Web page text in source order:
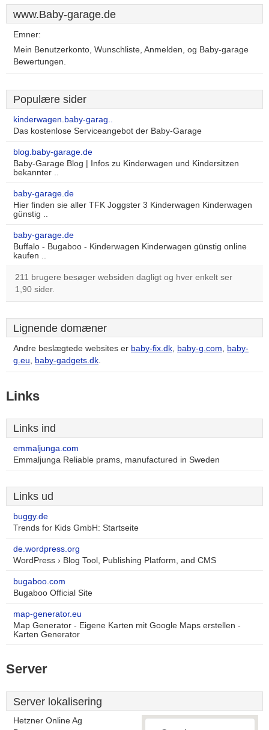
www.Baby-garage.de
Emner:
Mein Benutzerkonto, Wunschliste, Anmelden, og Baby-garage
Bewertungen.
Populære sider
kinderwagen.baby-garag..
Das kostenlose Serviceangebot der Baby-Garage
blog.baby-garage.de
Baby-Garage Blog | Infos zu Kinderwagen und Kindersitzen
bekannter ..
baby-garage.de
Hier finden sie aller TFK Joggster 3 Kinderwagen Kinderwagen
günstig ..
baby-garage.de
Buffalo - Bugaboo - Kinderwagen Kinderwagen günstig online
kaufen ..
211 brugere besøger websiden dagligt og hver enkelt ser
1,90 sider.
Lignende domæner
Andre beslægtede websites er baby-fix.dk, baby-g.com, baby-
g.eu, baby-gadgets.dk.
Links
Links ind
emmaljunga.com
Emmaljunga Reliable prams, manufactured in Sweden
Links ud
buggy.de
Trends for Kids GmbH: Startseite
de.wordpress.org
WordPress › Blog Tool, Publishing Platform, and CMS
bugaboo.com
Bugaboo Official Site
map-generator.eu
Map Generator - Eigene Karten mit Google Maps erstellen -
Karten Generator
Server
Server lokalisering
Hetzner Online Ag